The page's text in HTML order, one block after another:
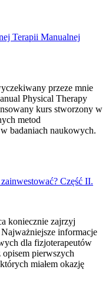
Terapii Manualnej
przeze mnie
Physical Therapy
kurs stworzony w
metod
badaniach naukowych.
Część II.
koniecznie zajrzyj
informacje
dla fizjoterapeutów
opisem pierwszych
miałem okazję